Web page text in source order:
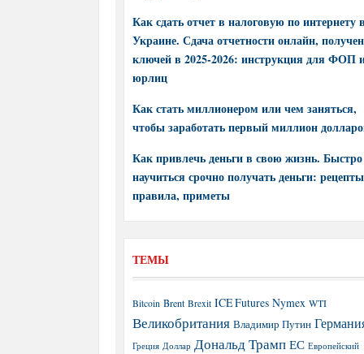
Как сдать отчет в налоговую по интернету в
Украине. Сдача отчетности онлайн,
ключей в 2025-2026: инструкция для ФОП
юрлиц
Как стать миллионером или чем заняться,
чтобы заработать первый миллион
Как привлечь деньги в свою жизнь. Быстро
научиться срочно получать деньги:
правила, приметы
ТЕМЫ
Bitcoin Brent Brexit ICE Futures Nymex WTI
Великобритания Владимир Путин
Греция Доллар Дональд Трамп ЕС Европейский